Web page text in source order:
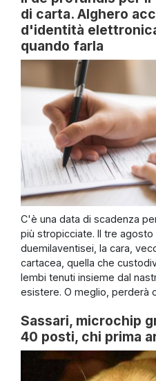
di carta. Alghero
d'identità
quando farla
C'è una data di scadenza
più stropicciate. Il tre
duemilaventisei, la cara,
cartacea, quella che
lembi tenuti insieme dal
esistere. O meglio, perderà
Sassari, microchip
40 posti, chi prima